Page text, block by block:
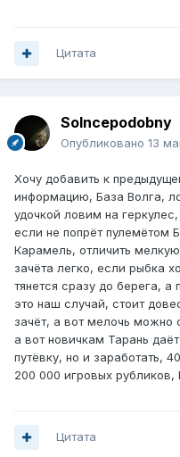
Цитата
Solncepodobny
Опубликовано 13
Хочу добавить к
информацию, База Волга,
удочкой ловим на
если не попрёт пулемётом
Карамель, отличить
зачёта легко, если рыбка
тянется сразу до берега, а
это наш случай, стоит
зачёт, а вот мелочь можно
а вот новичкам Тарань
путёвку, но и заработать,
200 000 игровых рубликов,
Цитата